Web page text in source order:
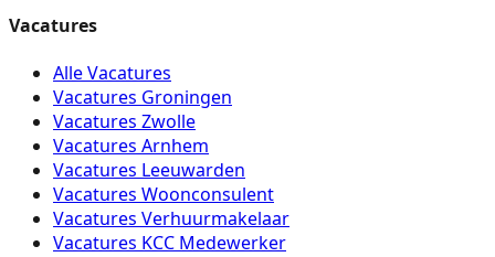
Vacatures
Alle Vacatures
Vacatures Groningen
Vacatures Zwolle
Vacatures Arnhem
Vacatures Leeuwarden
Vacatures Woonconsulent
Vacatures Verhuurmakelaar
Vacatures KCC Medewerker